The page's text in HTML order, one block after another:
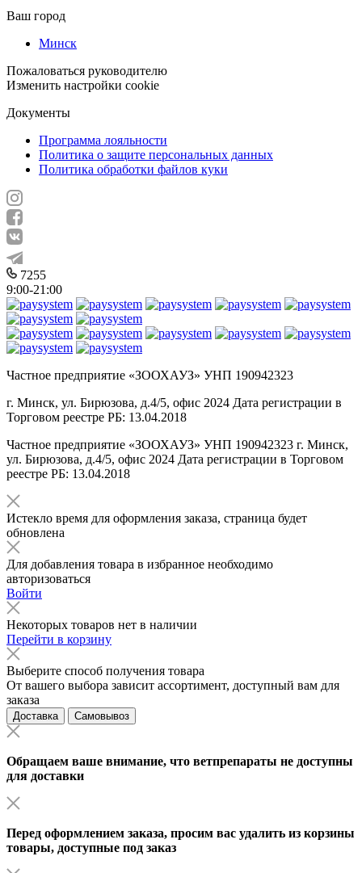
Ваш город
Минск
Пожаловаться руководителю
Изменить настройки cookie
Документы
Программа лояльности
Политика о защите персональных данных
Политика обработки файлов куки
7255
9:00-21:00
Частное предприятие «ЗООХАУЗ» УНП 190942323
г. Минск, ул. Бирюзова, д.4/5, офис 2024 Дата регистрации в
Торговом реестре РБ: 13.04.2018
Частное предприятие «ЗООХАУЗ» УНП 190942323 г. Минск,
ул. Бирюзова, д.4/5, офис 2024 Дата регистрации в Торговом
реестре РБ: 13.04.2018
Истекло время для оформления заказа, страница будет
обновлена
Для добавления товара в избранное необходимо
авторизоваться
Войти
Некоторых товаров нет в наличии
Перейти в корзину
Выберите способ получения товара
От вашего выбора зависит ассортимент, доступный вам для
заказа
Доставка Самовывоз
Обращаем ваше внимание, что ветпрепараты не доступны
для доставки
Перед оформлением заказа, просим вас удалить из корзины
товары, доступные под заказ